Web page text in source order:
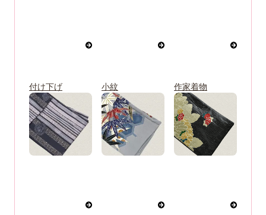
付け下げ 小紋 作家着物